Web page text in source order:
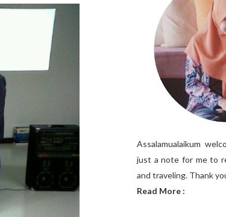
Assalamualaikum
just a note for me to
and traveling. Thank
Read More :